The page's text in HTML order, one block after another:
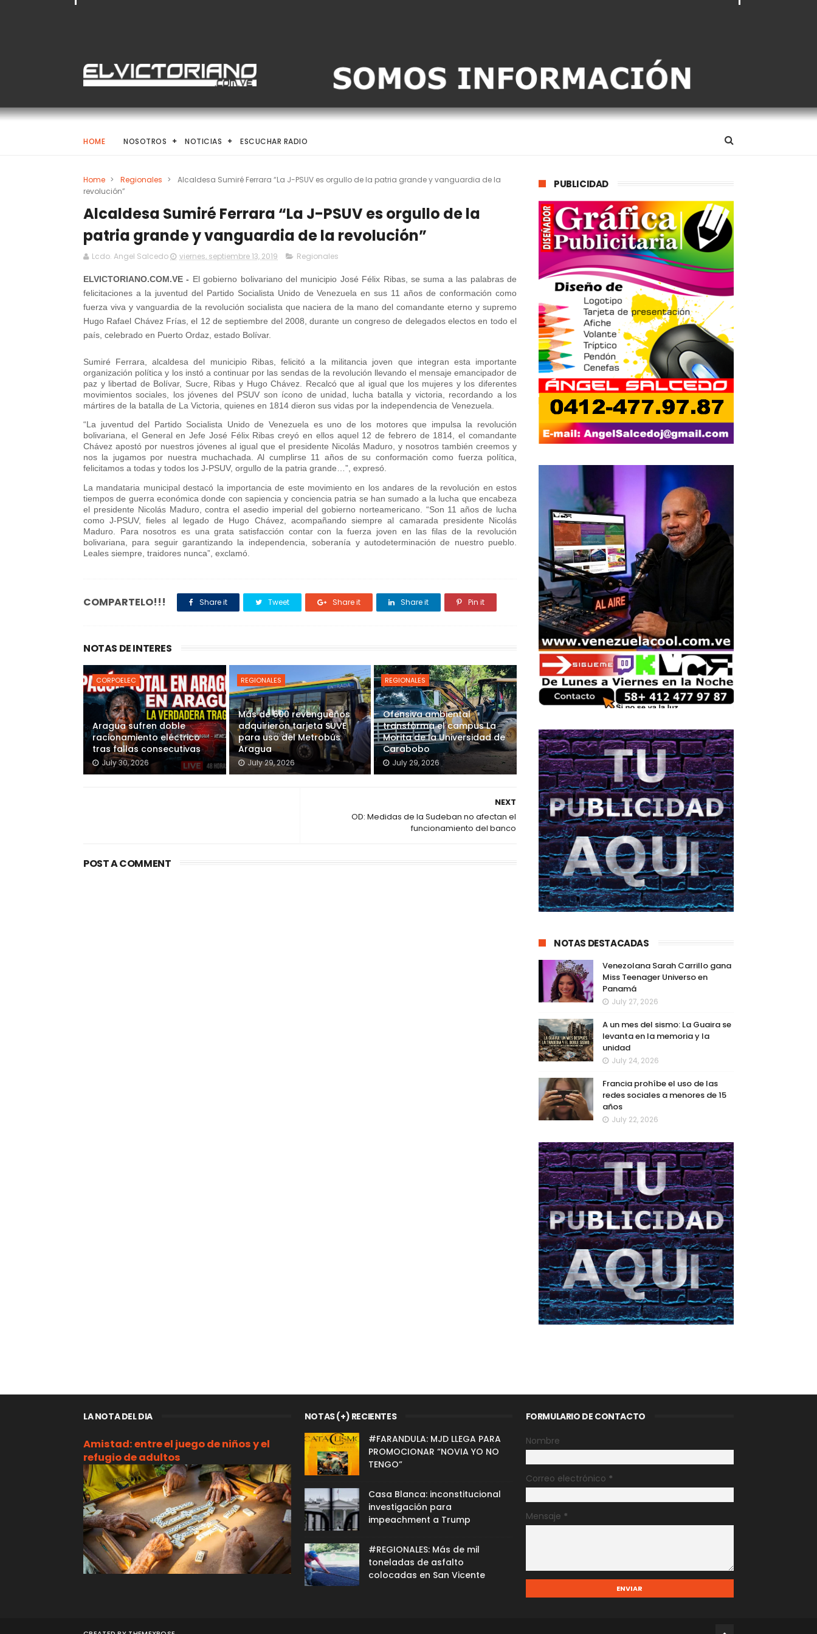
HOME NOSOTROS NOTICIAS ESCUCHAR RADIO
Home > Regionales >
Alcaldesa Sumiré Ferrara “La J-PSUV es orgullo de la patria grande y vanguardia de la
revolución”
Alcaldesa Sumiré Ferrara “La J-PSUV es orgullo de la
patria grande y vanguardia de la revolución”
Lcdo. Angel Salcedo viernes, septiembre 13, 2019 Regionales
ELVICTORIANO.COM.VE - El gobierno bolivariano del municipio José Félix Ribas, se suma a las palabras de
felicitaciones a la juventud del Partido Socialista Unido de Venezuela en sus 11 años de conformación como
fuerza viva y vanguardia de la revolución socialista que naciera de la mano del comandante eterno y supremo
Hugo Rafael Chávez Frías, el 12 de septiembre del 2008, durante un congreso de delegados electos en todo el
país, celebrado en Puerto Ordaz, estado Bolívar.
Sumiré Ferrara, alcaldesa del municipio Ribas, felicitó a la militancia joven que integran esta importante
organización política y los instó a continuar por las sendas de la revolución llevando el mensaje emancipador de
paz y libertad de Bolívar, Sucre, Ribas y Hugo Chávez. Recalcó que al igual que los mujeres y los diferentes
movimientos sociales, los jóvenes del PSUV son ícono de unidad, lucha batalla y victoria, recordando a los
mártires de la batalla de La Victoria, quienes en 1814 dieron sus vidas por la independencia de Venezuela.
“La juventud del Partido Socialista Unido de Venezuela es uno de los motores que impulsa la revolución
bolivariana, el General en Jefe José Félix Ribas creyó en ellos aquel 12 de febrero de 1814, el comandante
Chávez apostó por nuestros jóvenes al igual que el presidente Nicolás Maduro, y nosotros también creemos y
nos la jugamos por nuestra muchachada. Al cumplirse 11 años de su conformación como fuerza política,
felicitamos a todas y todos los J-PSUV, orgullo de la patria grande…”, expresó.
La mandataria municipal destacó la importancia de este movimiento en los andares de la revolución en estos
tiempos de guerra económica donde con sapiencia y conciencia patria se han sumado a la lucha que encabeza
el presidente Nicolás Maduro, contra el asedio imperial del gobierno norteamericano. “Son 11 años de lucha
como J-PSUV, fieles al legado de Hugo Chávez, acompañando siempre al camarada presidente Nicolás
Maduro. Para nosotros es una grata satisfacción contar con la fuerza joven en las filas de la revolución
bolivariana, para seguir garantizando la independencia, soberanía y autodeterminación de nuestro pueblo.
Leales siempre, traidores nunca”, exclamó.
COMPARTELO!!! Share it Tweet Share it Share it Pin it
NOTAS DE INTERES
CORPOELEC
Aragua sufren doble
racionamiento eléctrico
tras fallas consecutivas
July 30, 2026
REGIONALES
Más de 600 revengueños
adquirieron tarjeta SUVE
para uso del Metrobús
Aragua
July 29, 2026
REGIONALES
Ofensiva ambiental
transforma el campus La
Morita de la Universidad de
Carabobo
July 29, 2026
NEXT
OD: Medidas de la Sudeban no afectan el
funcionamiento del banco
POST A COMMENT
PUBLICIDAD
NOTAS DESTACADAS
Venezolana Sarah Carrillo gana
Miss Teenager Universo en
Panamá
July 27, 2026
A un mes del sismo: La Guaira se
levanta en la memoria y la
unidad
July 24, 2026
Francia prohíbe el uso de las
redes sociales a menores de 15
años
July 22, 2026
LA NOTA DEL DIA
Amistad: entre el juego de niños y el
refugio de adultos
NOTAS (+) RECIENTES
#FARANDULA: MJD LLEGA PARA
PROMOCIONAR “NOVIA YO NO
TENGO”
Casa Blanca: inconstitucional
investigación para
impeachment a Trump
#REGIONALES: Más de mil
toneladas de asfalto
colocadas en San Vicente
FORMULARIO DE CONTACTO
Nombre
Correo electrónico *
Mensaje *